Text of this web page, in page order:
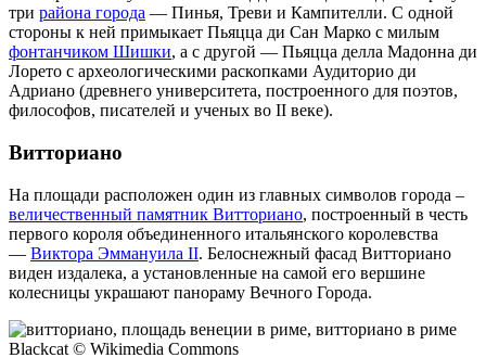
три района города — Пинья, Треви и Кампителли. С одной
стороны к ней примыкает Пьяцца ди Сан Марко с милым
фонтанчиком Шишки, а с другой — Пьяцца делла Мадонна ди
Лорето с археологическими раскопками Аудиторио ди
Адриано (древнего университета, построенного для поэтов,
философов, писателей и ученых во II веке).
Витториано
На площади расположен один из главных символов города –
величественный памятник Витториано, построенный в честь
первого короля объединенного итальянского королевства
— Виктора Эммануила II. Белоснежный фасад Витториано
виден издалека, а установленные на самой его вершине
колесницы украшают панораму Вечного Города.
Blackcat © Wikimedia Commons